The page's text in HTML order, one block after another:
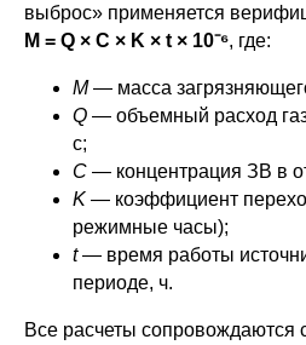
выброс» применяется
M = Q × C × K × t × 10⁻⁶, где:
M— масса
Q — объемный расход
с;
C — концентрация ЗВ в
K — коэффициент
режимные часы);
t— время работы
периоде, ч.
Все расчеты сопровождаются